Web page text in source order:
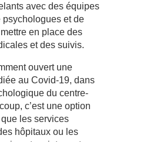
avec des équipes
psychologues et de
en place des
et des suivis.
ouvert une
au Covid-19, dans
du centre-
c’est une option
les services
hôpitaux ou les